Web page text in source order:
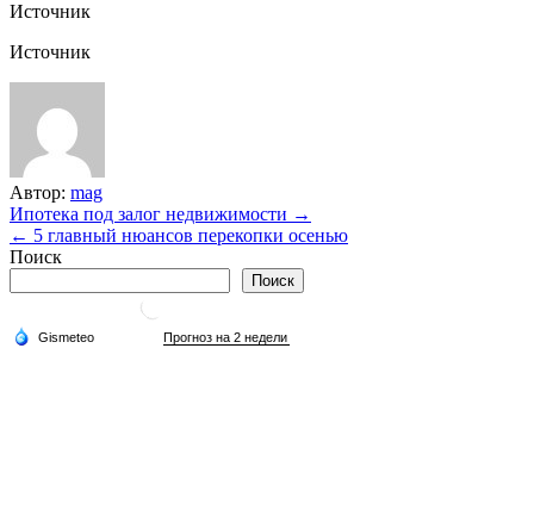
Источник
Источник
Автор: mag
Навигация
по
Ипотека под залог недвижимости →
← 5 главный нюансов перекопки осенью
Поиск
Поиск